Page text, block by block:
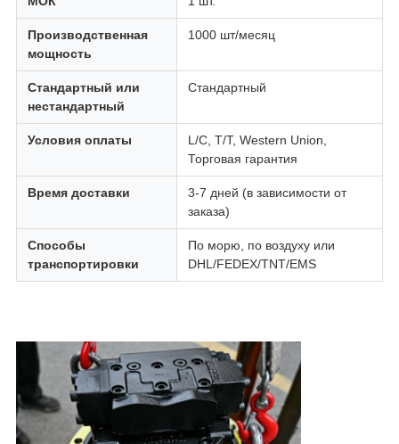
Производственная
мощность
1000 шт/месяц
Стандартный или
нестандартный
Стандартный
Условия оплаты
L/C, T/T, Western Union,
Торговая гарантия
Время доставки
3-7 дней (в зависимости от
заказа)
Способы
транспортировки
По морю, по воздуху или
DHL/FEDEX/TNT/EMS